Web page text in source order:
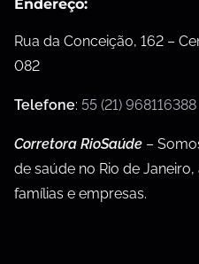
Endereço:
Rua da Conceição, 162 –
082
Telefone: 55 (21) 968116388
Corretora RioSaúde –
de saúde no Rio de
famílias e empresas.